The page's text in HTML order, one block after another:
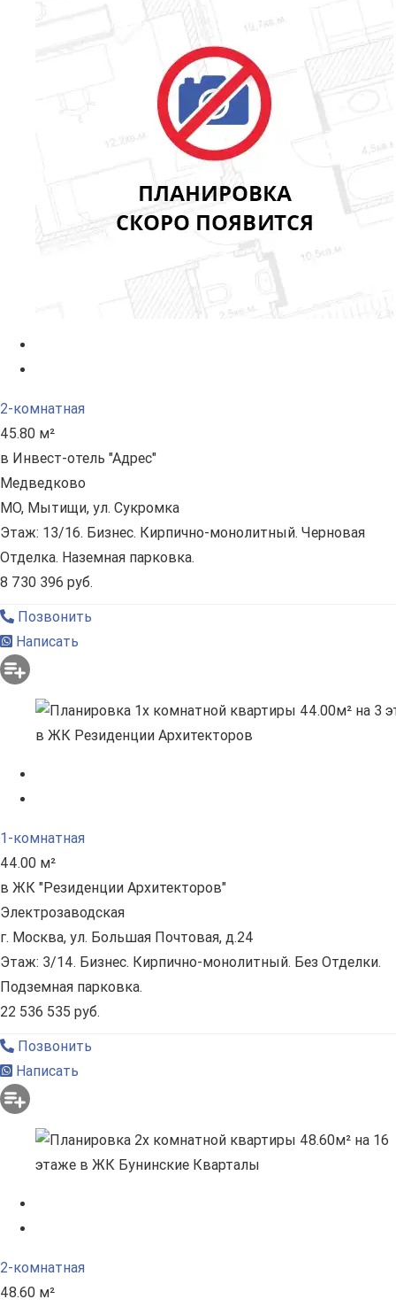
2-комнатная
45.80 м²
в Инвест-отель "Адрес"
Медведково
МО, Мытищи, ул. Сукромка
Этаж: 13/16. Бизнес. Кирпично-монолитный. Черновая
Отделка. Наземная парковка.
8 730 396 руб.
Позвонить
Написать
1-комнатная
44.00 м²
в ЖК "Резиденции Архитекторов"
Электрозаводская
г. Москва, ул. Большая Почтовая, д.24
Этаж: 3/14. Бизнес. Кирпично-монолитный. Без Отделки.
Подземная парковка.
22 536 535 руб.
Позвонить
Написать
2-комнатная
48.60 м²